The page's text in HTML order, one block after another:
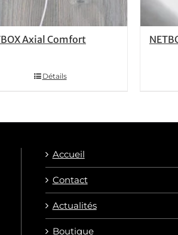
Axial Comfort
Détails
Accueil
Contact
Actualités
Boutique